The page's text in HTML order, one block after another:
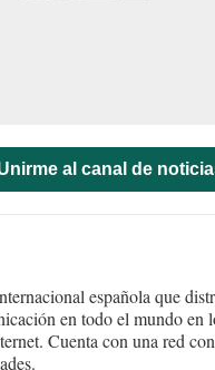
al canal de
española que
en todo el mundo en
Cuenta con una red